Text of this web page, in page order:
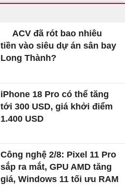
ACV đã rót bao nhiêu
tiền vào siêu dự án sân bay
Long Thành?
iPhone 18 Pro có thể tăng
tới 300 USD, giá khởi điểm
1.400 USD
Công nghệ 2/8: Pixel 11 Pro
sắp ra mắt, GPU AMD tăng
giá, Windows 11 tối ưu RAM